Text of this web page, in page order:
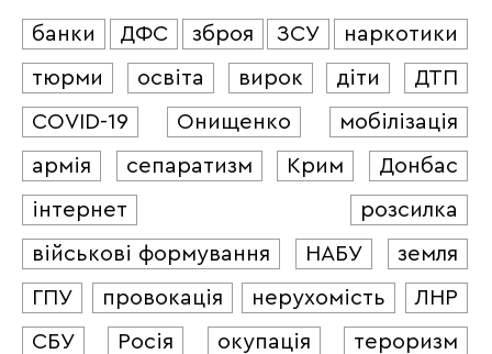
банки ДФС зброя ЗСУ
наркотики
тюрми
освіта вирок діти
ДТП
COVID-19
Онищенко
мобілізація
армія
сепаратизм Крим
Донбас
інтернет
розсилка
військові формування
НАБУ
земля
ГПУ
провокація нерухомість
ЛНР
СБУ
Росія окупація
тероризм